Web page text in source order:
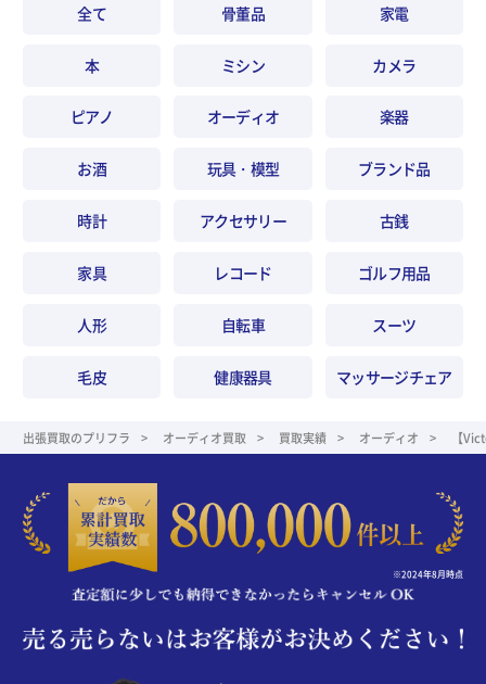
全て 骨董品 家電
本 ミシン カメラ
ピアノ オーディオ 楽器
お酒 玩具・模型 ブランド品
時計 アクセサリー 古銭
家具 レコード ゴルフ用品
人形 自転車 スーツ
毛皮 健康器具 マッサージチェア
出張買取のプリフラ オーディオ買取 買取実績 オーディオ 【
※2024年8月時点